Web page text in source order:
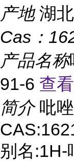
产地 湖北
Cas：
产品名称
91-6 查
简介 吡
别名:1H-